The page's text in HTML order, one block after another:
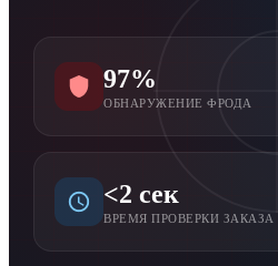
97%
ОБНАРУЖЕНИЕ ФРОДА
<2 сек
ВРЕМЯ ПРОВЕРКИ ЗАКАЗА